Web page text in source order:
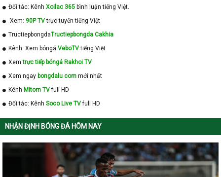
Đối tác: Kênh Xoilac 365 bình luận tiếng Việt.
Xem: 90P TVtrực tuyến tiếng Việt
TructiepbongdaTructiepbongda Cakhia
Kênh: Xem bóngá VeboTVtiếng Việt
Xemtrực tiếp bóngá Rakhoi TV
Xem ngay bongdalu com mới nhất
Kênh Mitom TVfull HD
Đối tác: Kênh Soco Live TVfull HD
NHẬN ĐỊNH BÓNG ĐÁ HÔM NAY